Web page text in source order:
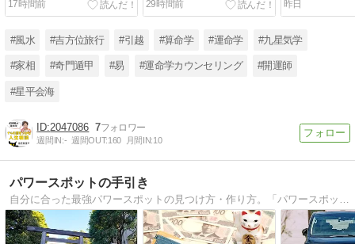
17時間前
29時間前
昨日
#風水 #吉方位旅行 #引越 #算命学 #運命学 #九星気学
#家相 #奇門遁甲 #易 #運命学カウンセリング #開運師
#星平会海
2047086 7
週間IN:- 週間OUT:160 月間IN:10
パワースポットの手引き